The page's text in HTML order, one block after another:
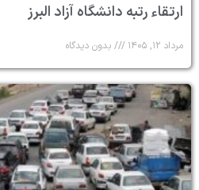
ارتقاء رتبه دانشگاه آزاد البرز
مرداد ۱۲, ۱۴۰۵ بدون دیدگاه